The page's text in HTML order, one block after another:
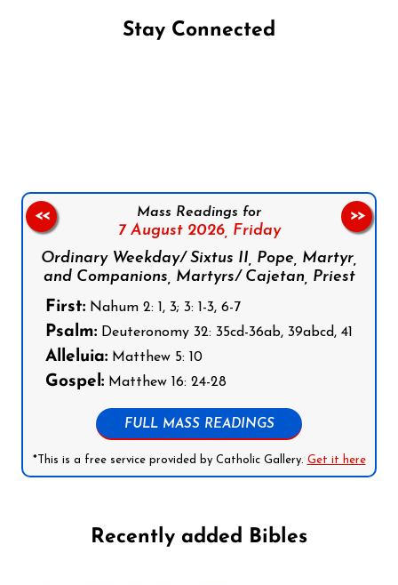
Stay Connected
Mass Readings for
7 August 2026, Friday
Ordinary Weekday/ Sixtus II, Pope, Martyr,
and Companions, Martyrs/ Cajetan, Priest
First: Nahum 2: 1, 3; 3: 1-3, 6-7
Psalm: Deuteronomy 32: 35cd-36ab, 39abcd, 41
Alleluia: Matthew 5: 10
Gospel: Matthew 16: 24-28
FULL MASS READINGS
*This is a free service provided by Catholic Gallery. Get it here
<< >>
Recently added Bibles